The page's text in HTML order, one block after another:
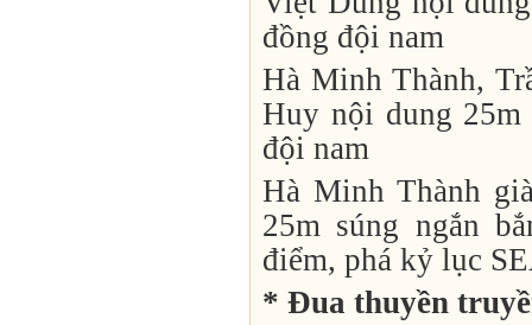
đồng đội nam
Hà Minh Thành,
Huy nội dung 25m
đội nam
Hà Minh Thành
25m súng ngắn
điểm, phá kỷ lục
* Đua thuyền